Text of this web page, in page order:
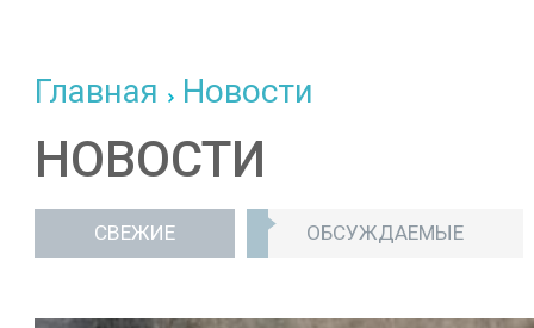
Главная Новости
НОВОСТИ
СВЕЖИЕ ОБСУЖДАЕМЫЕ